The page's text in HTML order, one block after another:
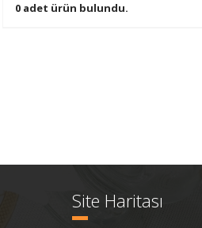
0 adet ürün bulundu.
Site Haritası